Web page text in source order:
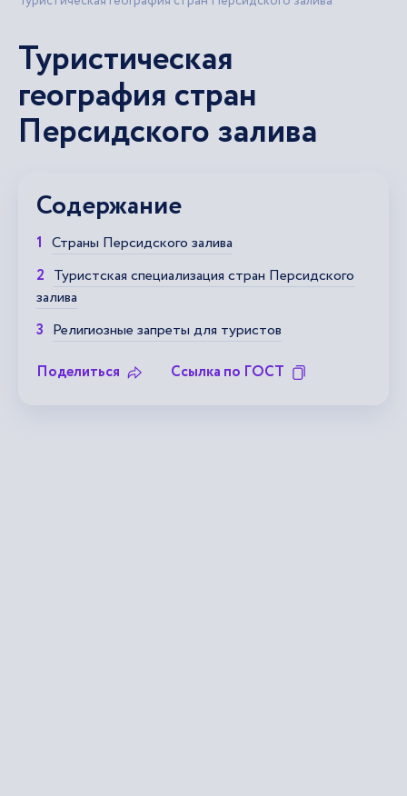
Туристическая
география стран
Персидского залива
Содержание
Страны Персидского залива
Туристская специализация стран Персидского
залива
Религиозные запреты для туристов
Поделиться
Ссылка по ГОСТ